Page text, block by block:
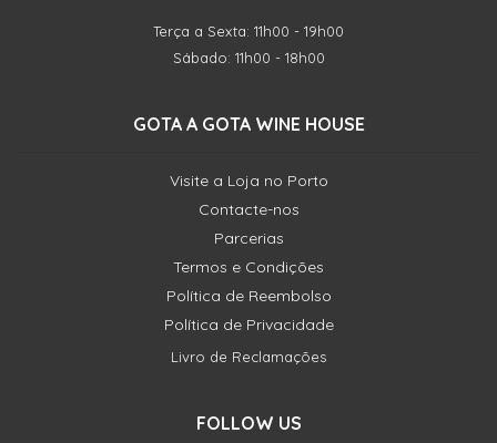
Terça a Sexta: 11h00 - 19h00
Sábado: 11h00 - 18h00
GOTA A GOTA WINE HOUSE
Visite a Loja no Porto
Contacte-nos
Parcerias
Termos e Condições
Política de Reembolso
Política de Privacidade
Livro de Reclamações
FOLLOW US